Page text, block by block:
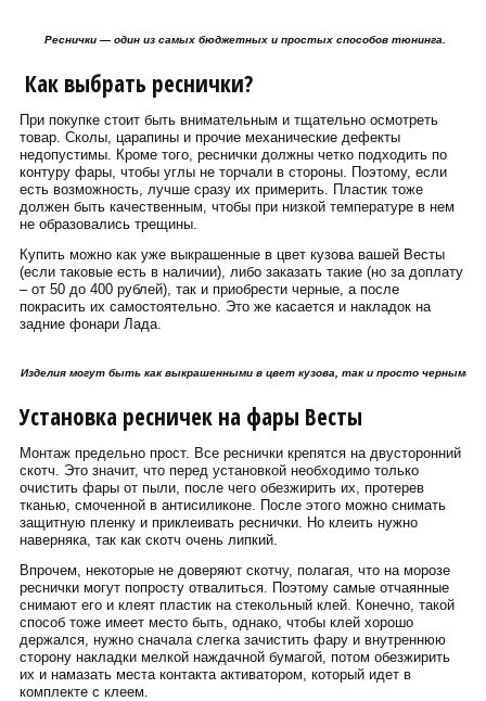
Реснички — один из самых бюджетных и простых способов тюнинга.
Как выбрать реснички?
При покупке стоит быть внимательным и тщательно осмотреть
товар. Сколы, царапины и прочие механические дефекты
недопустимы. Кроме того, реснички должны четко подходить по
контуру фары, чтобы углы не торчали в стороны. Поэтому, если
есть возможность, лучше сразу их примерить. Пластик тоже
должен быть качественным, чтобы при низкой температуре в нем
не образовались трещины.
Купить можно как уже выкрашенные в цвет кузова вашей Весты
(если таковые есть в наличии), либо заказать такие (но за доплату
– от 50 до 400 рублей), так и приобрести черные, а после
покрасить их самостоятельно. Это же касается и накладок на
задние фонари Лада.
Изделия могут быть как выкрашенными в цвет кузова, так и просто черными.
Установка ресничек на фары Весты
Монтаж предельно прост. Все реснички крепятся на двусторонний
скотч. Это значит, что перед установкой необходимо только
очистить фары от пыли, после чего обезжирить их, протерев
тканью, смоченной в антисиликоне. После этого можно снимать
защитную пленку и приклеивать реснички. Но клеить нужно
наверняка, так как скотч очень липкий.
Впрочем, некоторые не доверяют скотчу, полагая, что на морозе
реснички могут попросту отвалиться. Поэтому самые отчаянные
снимают его и клеят пластик на стекольный клей. Конечно, такой
способ тоже имеет место быть, однако, чтобы клей хорошо
держался, нужно сначала слегка зачистить фару и внутреннюю
сторону накладки мелкой наждачной бумагой, потом обезжирить
их и намазать места контакта активатором, который идет в
комплекте с клеем.